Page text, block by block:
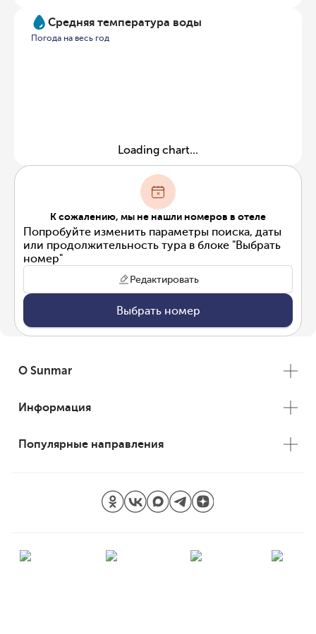
Средняя температура воды
Погода на весь год
Loading chart...
К сожалению, мы не нашли номеров в отеле
Попробуйте изменить параметры поиска, даты
или продолжительность тура в блоке "Выбрать
номер"
Редактировать
Выбрать номер
О Sunmar
Информация
Популярные направления